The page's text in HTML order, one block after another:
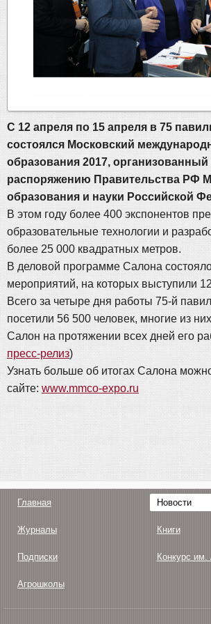
С 12 апреля по 15 апреля в 75
состоялся Московский
образования 2017, организованный
распоряжению Правительства РФ
образования и науки Российской
В этом году более 400 экспонентов
образовательные технологии и
более 25 000 квадратных метров.
В деловой программе Салона
мероприятий, на которых выступили
Всего за четыре дня работы 75-й
посетили 56 500 человек, многие из
Салон на протяжении всех дней его
пресс-релиз)
Узнать больше об итогах Салона
сайте: www.mmco-expo.ru
Главная Новости
Журналы Книги
Подписки Конкурс
Агрошколы